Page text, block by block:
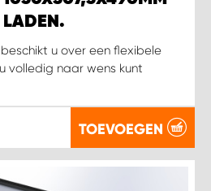
LADEN.
u over een flexibele
volledig naar wens kunt
TOEVOEGEN
BENSCHOP